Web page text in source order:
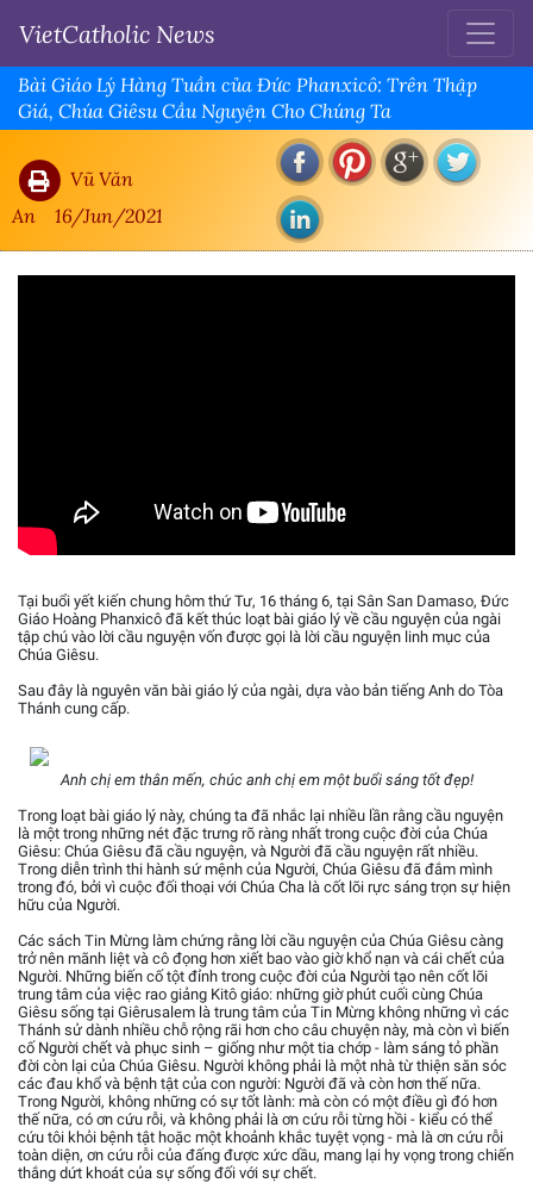
VietCatholic News
Bài Giáo Lý Hàng Tuần của Đức Phanxicô: Trên Thập
Giá, Chúa Giêsu Cầu Nguyện Cho Chúng Ta
Vũ Văn
An
16/Jun/2021
Tại buổi yết kiến chung hôm thứ Tư, 16 tháng 6, tại Sân San Damaso, Đức
Giáo Hoàng Phanxicô đã kết thúc loạt bài giáo lý về cầu nguyện của ngài
tập chú vào lời cầu nguyện vốn được gọi là lời cầu nguyện linh mục của
Chúa Giêsu.
Sau đây là nguyên văn bài giáo lý của ngài, dựa vào bản tiếng Anh do Tòa
Thánh cung cấp.
Anh chị em thân mến, chúc anh chị em một buổi sáng tốt đẹp!
Trong loạt bài giáo lý này, chúng ta đã nhắc lại nhiều lần rằng cầu nguyện
là một trong những nét đặc trưng rõ ràng nhất trong cuộc đời của Chúa
Giêsu: Chúa Giêsu đã cầu nguyện, và Người đã cầu nguyện rất nhiều.
Trong diễn trình thi hành sứ mệnh của Người, Chúa Giêsu đã đắm mình
trong đó, bởi vì cuộc đối thoại với Chúa Cha là cốt lõi rực sáng trọn sự hiện
hữu của Người.
Các sách Tin Mừng làm chứng rằng lời cầu nguyện của Chúa Giêsu càng
trở nên mãnh liệt và cô đọng hơn xiết bao vào giờ khổ nạn và cái chết của
Người. Những biến cố tột đỉnh trong cuộc đời của Người tạo nên cốt lõi
trung tâm của việc rao giảng Kitô giáo: những giờ phút cuối cùng Chúa
Giêsu sống tại Giêrusalem là trung tâm của Tin Mừng không những vì các
Thánh sử dành nhiều chỗ rộng rãi hơn cho câu chuyện này, mà còn vì biến
cố Người chết và phục sinh – giống như một tia chớp - làm sáng tỏ phần
đời còn lại của Chúa Giêsu. Người không phải là một nhà từ thiện săn sóc
các đau khổ và bệnh tật của con người: Người đã và còn hơn thế nữa.
Trong Người, không những có sự tốt lành: mà còn có một điều gì đó hơn
thế nữa, có ơn cứu rỗi, và không phải là ơn cứu rỗi từng hồi - kiểu có thể
cứu tôi khỏi bệnh tật hoặc một khoảnh khắc tuyệt vọng - mà là ơn cứu rỗi
toàn diện, ơn cứu rỗi của đấng được xức dầu, mang lại hy vọng trong chiến
thắng dứt khoát của sự sống đối với sự chết.